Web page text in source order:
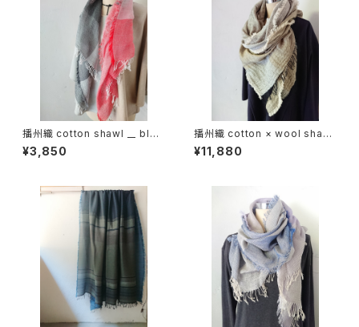
播州織 cotton shawl __ bloc
k 120
¥3,850
播州織 cotton × wool shawl
__ block 220 枯芒K
¥11,880